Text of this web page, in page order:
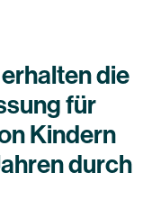
die
für
Kindern
durch